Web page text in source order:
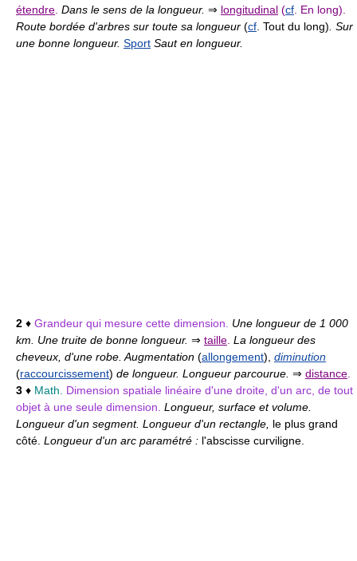
étendre Dans le sens de la longueur. ⇒ longitudinal (cf . En long).
Route bordée d'arbres sur toute sa longueur (cf . Tout du long) . Sur
une bonne longueur. Sport Saut en longueur.
2 ♦ Grandeur qui mesure cette dimension. Une longueur de 1 000
km. Une truite de bonne longueur. ⇒ taille La longueur des
cheveux, d'une robe. Augmentation (allongement), diminution
(raccourcissement) de longueur. Longueur parcourue. ⇒ distance
3 ♦ Math.
Dimension spatiale linéaire d'une droite, d'un arc, de tout
objet à une seule dimension. Longueur, surface et volume.
Longueur d'un segment. Longueur d'un rectangle, le plus grand
côté. Longueur d'un arc paramétré : l'abscisse curviligne.